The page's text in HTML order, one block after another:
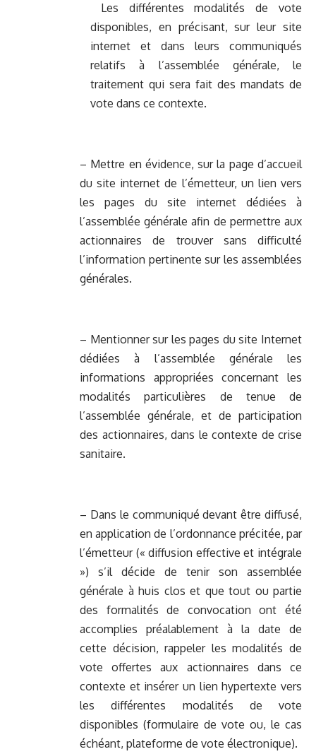
Les différentes modalités de vote
disponibles, en précisant, sur leur site
internet et dans leurs communiqués
relatifs à l’assemblée générale, le
traitement qui sera fait des mandats de
vote dans ce contexte.
– Mettre en évidence, sur la page d’accueil
du site internet de l’émetteur, un lien vers
les pages du site internet dédiées à
l’assemblée générale afin de permettre aux
actionnaires de trouver sans difficulté
l’information pertinente sur les assemblées
générales.
– Mentionner sur les pages du site Internet
dédiées à l’assemblée générale les
informations appropriées concernant les
modalités particulières de tenue de
l’assemblée générale, et de participation
des actionnaires, dans le contexte de crise
sanitaire.
– Dans le communiqué devant être diffusé,
en application de l’ordonnance précitée, par
l’émetteur (« diffusion effective et intégrale
») s’il décide de tenir son assemblée
générale à huis clos et que tout ou partie
des formalités de convocation ont été
accomplies préalablement à la date de
cette décision, rappeler les modalités de
vote offertes aux actionnaires dans ce
contexte et insérer un lien hypertexte vers
les différentes modalités de vote
disponibles (formulaire de vote ou, le cas
échéant, plateforme de vote électronique).